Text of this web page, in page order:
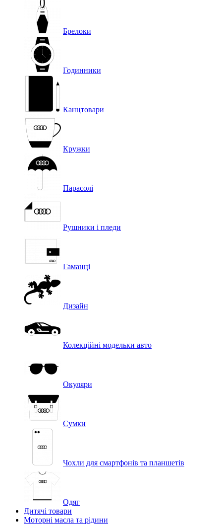
Брелоки
Годинники
Канцтовари
Кружки
Парасолі
Рушники і пледи
Гаманці
Дизайн
Колекційні модельки авто
Окуляри
Сумки
Чохли для смартфонів та планшетів
Одяг
Дитячі товари
Моторні масла та рідини